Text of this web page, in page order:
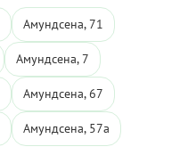
Амундсена, 71
Амундсена, 7
Амундсена, 67
Амундсена, 57а